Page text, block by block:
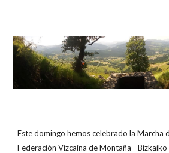
Este domingo hemos celebrado la Marcha
Federación Vizcaína de Montaña -